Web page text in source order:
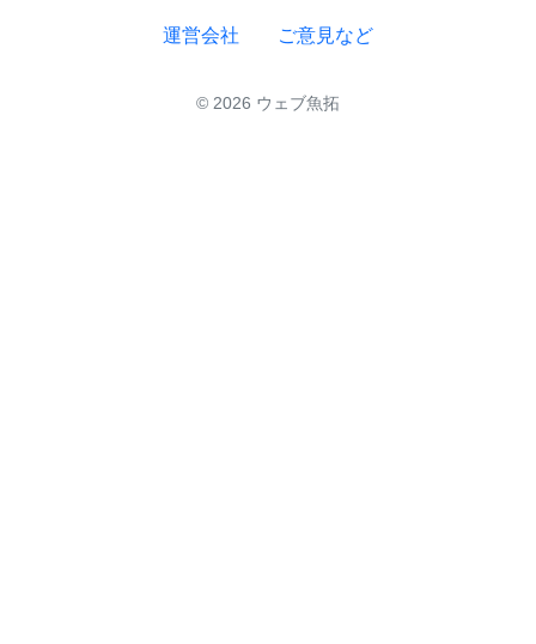
運営会社 ご意見など
© 2026 ウェブ魚拓